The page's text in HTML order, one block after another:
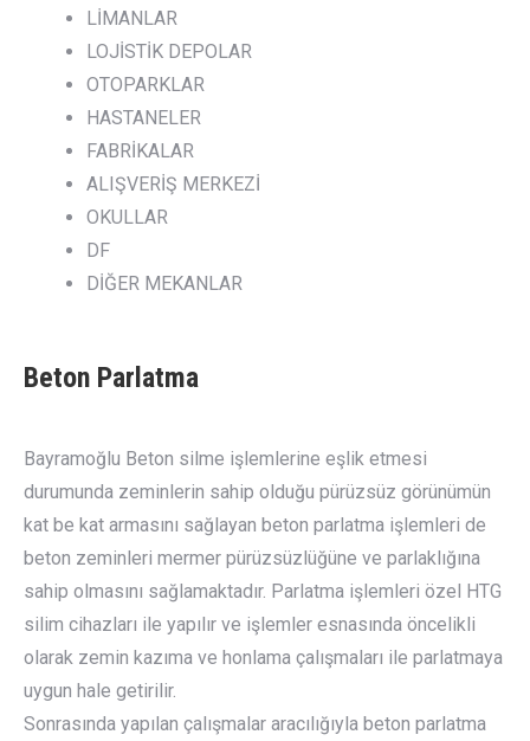
LİMANLAR
LOJİSTİK DEPOLAR
OTOPARKLAR
HASTANELER
FABRİKALAR
ALIŞVERİŞ MERKEZİ
OKULLAR
DF
DİĞER MEKANLAR
Beton Parlatma
Bayramoğlu Beton silme işlemlerine eşlik etmesi
durumunda zeminlerin sahip olduğu pürüzsüz görünümün
kat be kat armasını sağlayan beton parlatma işlemleri de
beton zeminleri mermer pürüzsüzlüğüne ve parlaklığına
sahip olmasını sağlamaktadır. Parlatma işlemleri özel HTG
silim cihazları ile yapılır ve işlemler esnasında öncelikli
olarak zemin kazıma ve honlama çalışmaları ile parlatmaya
uygun hale getirilir.
Sonrasında yapılan çalışmalar aracılığıyla beton parlatma